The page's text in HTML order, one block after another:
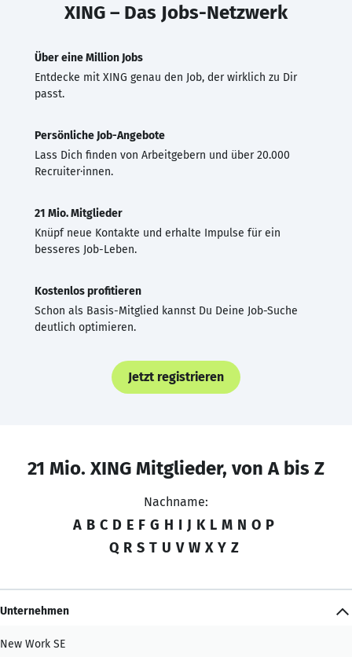
XING – Das Jobs-Netzwerk
Über eine Million Jobs
Entdecke mit XING genau den Job, der wirklich zu Dir
passt.
Persönliche Job-Angebote
Lass Dich finden von Arbeitgebern und über 20.000
Recruiter·innen.
21 Mio. Mitglieder
Knüpf neue Kontakte und erhalte Impulse für ein
besseres Job-Leben.
Kostenlos profitieren
Schon als Basis-Mitglied kannst Du Deine Job-Suche
deutlich optimieren.
Jetzt registrieren
21 Mio. XING Mitglieder, von A bis Z
Nachname:
A B C D E F G H I J K L M N O P
Q R S T U V W X Y Z
Unternehmen
New Work SE